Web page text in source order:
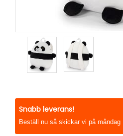
Snabb leverans!
Beställ nu så skickar vi på måndag